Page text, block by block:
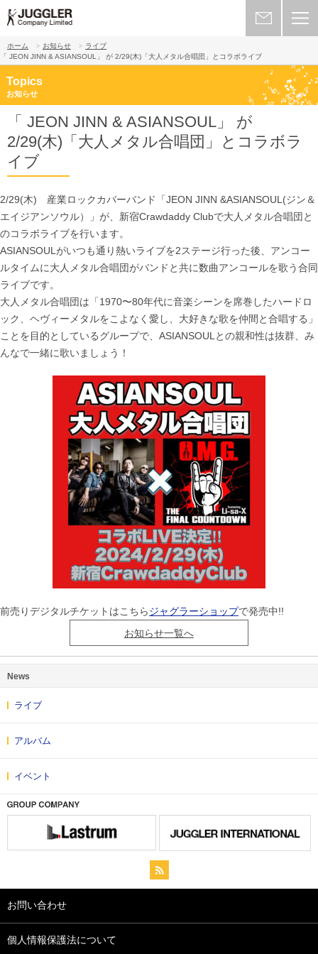
ホーム お知らせ
ライブ
「 JEON JINN & ASIANSOUL」 が 2/29(木)「大人メタル合唱団」とコラボライブ
Topics
お知らせ
「 JEON JINN & ASIANSOUL」 が
2/29(木)「大人メタル合唱団」とコラボラ
イブ
2/29(木) 産業ロックカバーバンド「JEON JINN &ASIANSOUL(ジン＆
エイジアンソウル）」が、新宿Crawdaddy Clubで大人メタル合唱団と
のコラボライブを行います。
ASIANSOULがいつも通り熱いライブを2ステージ行った後、アンコー
ルタイムに大人メタル合唱団がバンドと共に数曲アンコールを歌う合同
ライブです。
大人メタル合唱団は「1970〜80年代に音楽シーンを席巻したハードロ
ック、ヘヴィーメタルをこよなく愛し、大好きな歌を仲間と合唱する」
ことを目的としているグループで、ASIANSOULとの親和性は抜群、み
んなで一緒に歌いましょう！
前売りデジタルチケットはこちらジャグラーショップで発売中!!
お知らせ一覧へ
News
ライブ
アルバム
イベント
お問い合わせ
個人情報保護法について